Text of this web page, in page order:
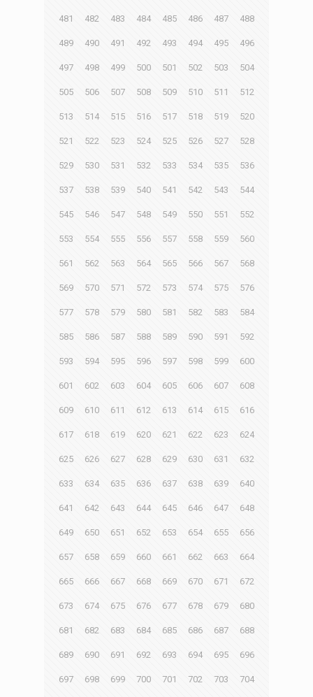
481 482 483 484 485 486 487 488
489 490 491 492 493 494 495 496
497 498 499 500 501 502 503 504
505 506 507 508 509 510 511 512
513 514 515 516 517 518 519 520
521 522 523 524 525 526 527 528
529 530 531 532 533 534 535 536
537 538 539 540 541 542 543 544
545 546 547 548 549 550 551 552
553 554 555 556 557 558 559 560
561 562 563 564 565 566 567 568
569 570 571 572 573 574 575 576
577 578 579 580 581 582 583 584
585 586 587 588 589 590 591 592
593 594 595 596 597 598 599 600
601 602 603 604 605 606 607 608
609 610 611 612 613 614 615 616
617 618 619 620 621 622 623 624
625 626 627 628 629 630 631 632
633 634 635 636 637 638 639 640
641 642 643 644 645 646 647 648
649 650 651 652 653 654 655 656
657 658 659 660 661 662 663 664
665 666 667 668 669 670 671 672
673 674 675 676 677 678 679 680
681 682 683 684 685 686 687 688
689 690 691 692 693 694 695 696
697 698 699 700 701 702 703 704